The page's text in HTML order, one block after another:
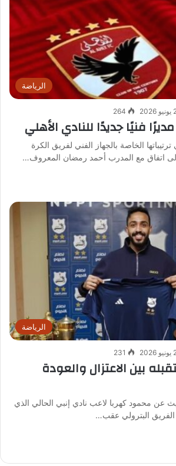
الرياضة
2026
264
فنيًا جديدًا للنادي الأهلي
ترتيباتها الخاصة بالجهاز الفني لفريق الكرة
اتفاق مع المدرب أحمد رمضان المعروف…
الرياضة
2026
231
بين الاعتزال والعودة
عن محمود كهربا لاعب نادي إنبي الحالي الذي
البترولي عقب…